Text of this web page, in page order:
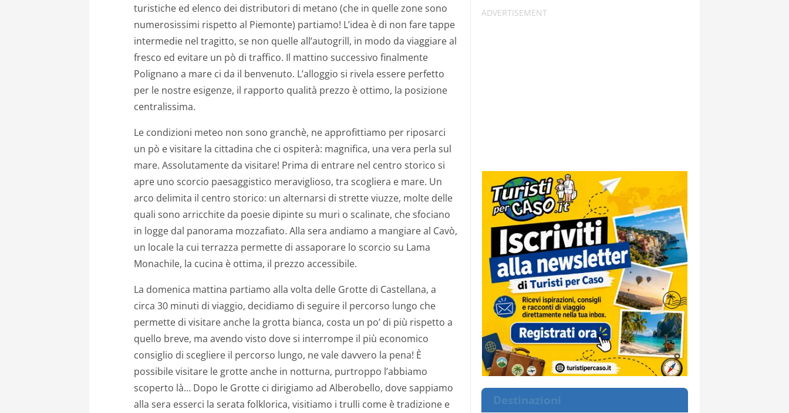
turistiche ed elenco dei distributori di metano (che in quelle zone sono
numerosissimi rispetto al Piemonte) partiamo! L’idea è di non fare tappe
intermedie nel tragitto, se non quelle all’autogrill, in modo da viaggiare al
fresco ed evitare un pò di traffico. Il mattino successivo finalmente
Polignano a mare ci da il benvenuto. L’alloggio si rivela essere perfetto
per le nostre esigenze, il rapporto qualità prezzo è ottimo, la posizione
centralissima.
Le condizioni meteo non sono granchè, ne approfittiamo per riposarci
un pò e visitare la cittadina che ci ospiterà: magnifica, una vera perla sul
mare. Assolutamente da visitare! Prima di entrare nel centro storico si
apre uno scorcio paesaggistico meraviglioso, tra scogliera e mare. Un
arco delimita il centro storico: un alternarsi di strette viuzze, molte delle
quali sono arricchite da poesie dipinte su muri o scalinate, che sfociano
in logge dal panorama mozzafiato. Alla sera andiamo a mangiare al Cavò,
un locale la cui terrazza permette di assaporare lo scorcio su Lama
Monachile, la cucina è ottima, il prezzo accessibile.
La domenica mattina partiamo alla volta delle Grotte di Castellana, a
circa 30 minuti di viaggio, decidiamo di seguire il percorso lungo che
permette di visitare anche la grotta bianca, costa un po’ di più rispetto a
quello breve, ma avendo visto dove si interrompe il più economico
consiglio di scegliere il percorso lungo, ne vale davvero la pena! È
possibile visitare le grotte anche in notturna, purtroppo l’abbiamo
scoperto là… Dopo le Grotte ci dirigiamo ad Alberobello, dove sappiamo
alla sera esserci la serata folklorica, visitiamo i trulli come è tradizione e
Destinazioni